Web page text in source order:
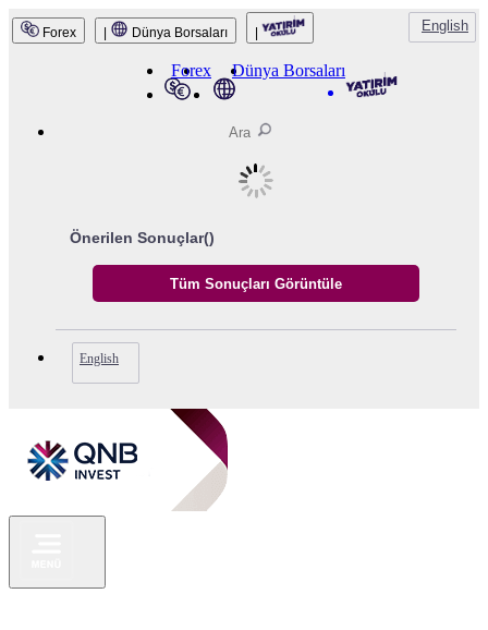
Forex Dünya Borsaları English
Forex Dünya Borsaları
Önerilen Sonuçlar()
English